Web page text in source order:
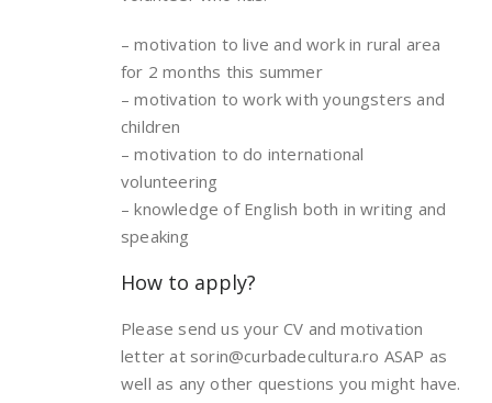
– motivation to live and work in rural area
for 2 months this summer
– motivation to work with youngsters and
children
– motivation to do international
volunteering
– knowledge of English both in writing and
speaking
How to apply?
Please send us your CV and motivation
letter at sorin@curbadecultura.ro ASAP as
well as any other questions you might have.